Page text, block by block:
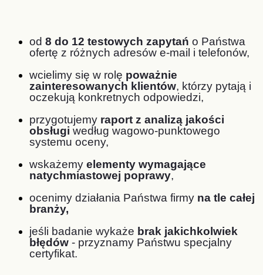
od 8 do 12 testowych zapytań o Państwa
ofertę z różnych adresów e-mail i telefonów,
wcielimy się w rolę poważnie
zainteresowanych klientów, którzy pytają i
oczekują konkretnych odpowiedzi,
przygotujemy raport z analizą jakości
obsługi według wagowo-punktowego
systemu oceny,
wskażemy elementy wymagające
natychmiastowej poprawy,
ocenimy działania Państwa firmy na tle całej
branży,
jeśli badanie wykaże brak jakichkolwiek
błędów - przyznamy Państwu specjalny
certyfikat.